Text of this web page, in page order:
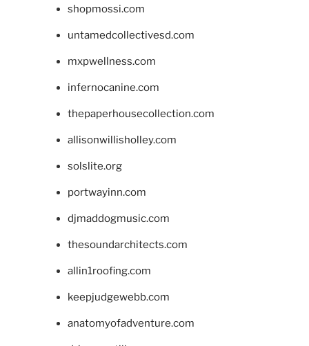
shopmossi.com
untamedcollectivesd.com
mxpwellness.com
infernocanine.com
thepaperhousecollection.com
allisonwillisholley.com
solslite.org
portwayinn.com
djmaddogmusic.com
thesoundarchitects.com
allin1roofing.com
keepjudgewebb.com
anatomyofadventure.com